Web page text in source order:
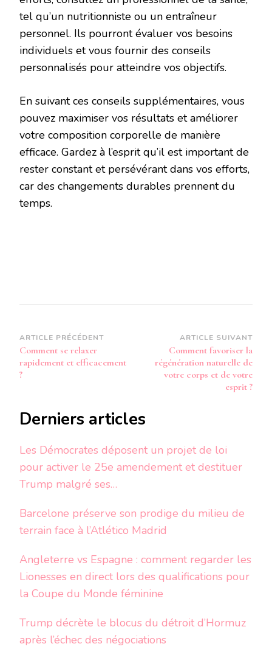
tel qu’un nutritionniste ou un entraîneur
personnel. Ils pourront évaluer vos besoins
individuels et vous fournir des conseils
personnalisés pour atteindre vos objectifs.
En suivant ces conseils supplémentaires, vous
pouvez maximiser vos résultats et améliorer
votre composition corporelle de manière
efficace. Gardez à l’esprit qu’il est important de
rester constant et persévérant dans vos efforts,
car des changements durables prennent du
temps.
Navigation
d’article
ARTICLE PRÉCÉDENT
Comment se relaxer
rapidement et efficacement
?
ARTICLE SUIVANT
Comment favoriser la
régénération naturelle de
votre corps et de votre
esprit ?
Derniers articles
Les Démocrates déposent un projet de loi
pour activer le 25e amendement et destituer
Trump malgré ses…
Barcelone préserve son prodige du milieu de
terrain face à l’Atlético Madrid
Angleterre vs Espagne : comment regarder les
Lionesses en direct lors des qualifications pour
la Coupe du Monde féminine
Trump décrète le blocus du détroit d’Hormuz
après l’échec des négociations